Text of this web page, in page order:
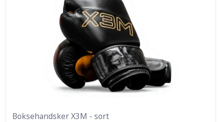
Boksehandsker X3M - sort